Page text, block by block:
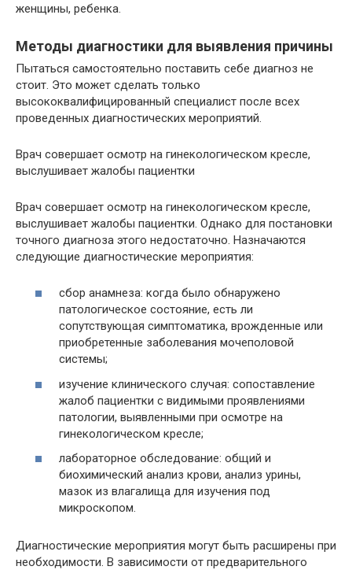
женщины, ребенка.
Методы диагностики для выявления причины
Пытаться самостоятельно поставить себе диагноз не
стоит. Это может сделать только
высококвалифицированный специалист после всех
проведенных диагностических мероприятий.
Врач совершает осмотр на гинекологическом кресле,
выслушивает жалобы пациентки
Врач совершает осмотр на гинекологическом кресле,
выслушивает жалобы пациентки. Однако для постановки
точного диагноза этого недостаточно. Назначаются
следующие диагностические мероприятия:
сбор анамнеза: когда было обнаружено
патологическое состояние, есть ли
сопутствующая симптоматика, врожденные или
приобретенные заболевания мочеполовой
системы;
изучение клинического случая: сопоставление
жалоб пациентки с видимыми проявлениями
патологии, выявленными при осмотре на
гинекологическом кресле;
лабораторное обследование: общий и
биохимический анализ крови, анализ урины,
мазок из влагалища для изучения под
микроскопом.
Диагностические мероприятия могут быть расширены при
необходимости. В зависимости от предварительного